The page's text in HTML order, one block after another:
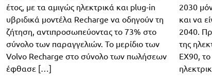
έτος, με τα αμιγώς ηλεκτρικά και plug-in
υβριδικά μοντέλα Recharge να οδηγούν τη
ζήτηση, αντιπροσωπεύοντας το 73% στο
σύνολο των παραγγελιών. Το μερίδιο των
Volvo Recharge στο σύνολο των πωλήσεων
έφθασε […]
2030
και να
2040.
της
EX90,